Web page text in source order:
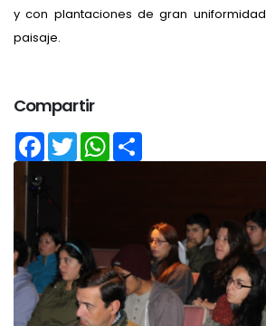
y con plantaciones de gran
paisaje.
Compartir
Facebook
TwitterWhatsApp